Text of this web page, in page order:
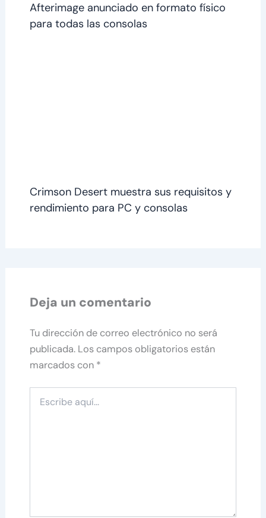
Afterimage anunciado en formato físico
para todas las consolas
Crimson Desert muestra sus requisitos y
rendimiento para PC y consolas
Deja un comentario
Tu dirección de correo electrónico no será
publicada. Los campos obligatorios están
marcados con *
aquí...